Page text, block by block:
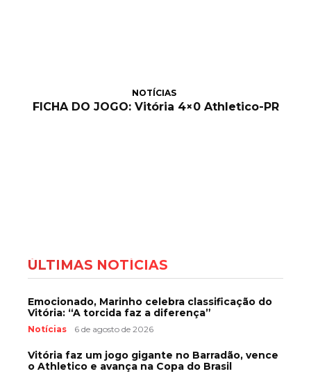
NOTÍCIAS
FICHA DO JOGO: Vitória 4×0 Athletico-PR
ÚLTIMAS NOTÍCIAS
Emocionado, Marinho celebra classificação do
Vitória: “A torcida faz a diferença”
Notícias 6 de agosto de 2026
Vitória faz um jogo gigante no Barradão, vence
o Athletico e avança na Copa do Brasil